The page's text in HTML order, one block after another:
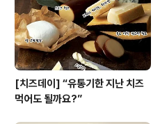
[치즈데이] “유통기한 지난 치즈
먹어도 될까요?”